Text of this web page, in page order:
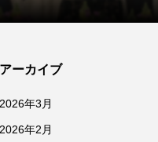
アーカイブ
2026年3月
2026年2月